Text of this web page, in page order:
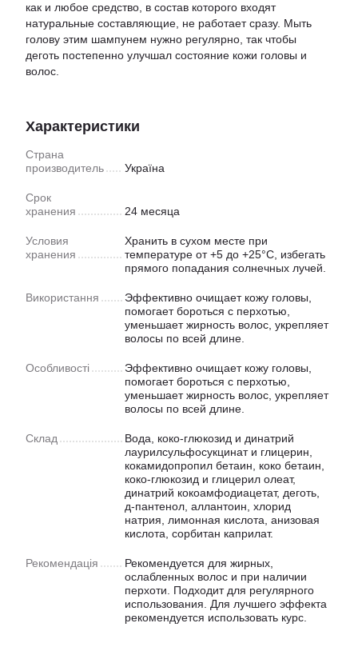
как и любое средство, в состав которого входят
натуральные составляющие, не работает сразу. Мыть
голову этим шампунем нужно регулярно, так чтобы
деготь постепенно улучшал состояние кожи головы и
волос.
Характеристики
Страна
производитель
Україна
Срок
хранения
24 месяца
Условия
хранения
Хранить в сухом месте при
температуре от +5 до +25°C, избегать
прямого попадания солнечных лучей.
Використання
Эффективно очищает кожу головы,
помогает бороться с перхотью,
уменьшает жирность волос, укрепляет
волосы по всей длине.
Особливості
Эффективно очищает кожу головы,
помогает бороться с перхотью,
уменьшает жирность волос, укрепляет
волосы по всей длине.
Склад
Вода, коко-глюкозид и динатрий
лаурилсульфосукцинат и глицерин,
кокамидопропил бетаин, коко бетаин,
коко-глюкозид и глицерил олеат,
динатрий кокоамфодиацетат, деготь,
д-пантенол, аллантоин, хлорид
натрия, лимонная кислота, анизовая
кислота, сорбитан каприлат.
Рекомендація
Рекомендуется для жирных,
ослабленных волос и при наличии
перхоти. Подходит для регулярного
использования. Для лучшего эффекта
рекомендуется использовать курс.